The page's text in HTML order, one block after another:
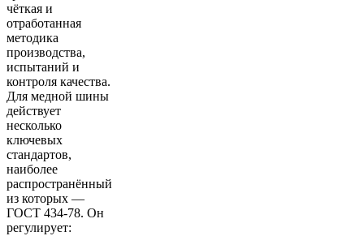
чёткая и
отработанная
методика
производства,
испытаний и
контроля качества.
Для медной шины
действует
несколько
ключевых
стандартов,
наиболее
распространённый
из которых —
ГОСТ 434-78. Он
регулирует: